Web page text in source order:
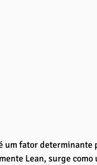
um fator determinante
Lean, surge como